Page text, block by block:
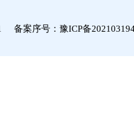
备案序号： 豫ICP备